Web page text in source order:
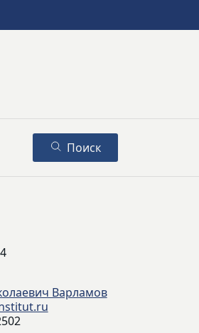
Поиск
Варламов